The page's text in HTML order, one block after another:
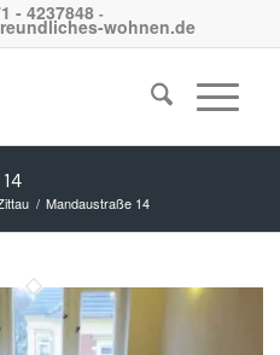
- 4237848 -
wohnen.de
/ Mandaustraße 14